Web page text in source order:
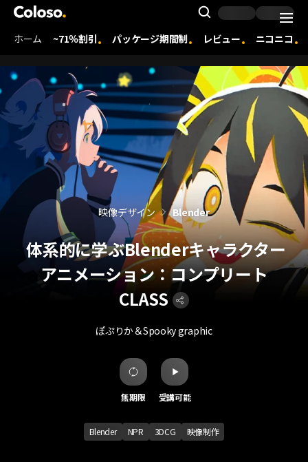
Coloso. | コロソ.
Search
Coloso Menu
ホーム ~71％割引 パッケージ期間制 レビュー ニコニコ
体系的に学ぶBlenderキャラクター
アニメーション：コンプリート
CLASS
ぽぷりか＆Spooky graphic
映像デザイン Blender
無期限 受講可能
Blender NPR 3DCG 映像制作